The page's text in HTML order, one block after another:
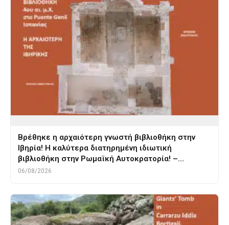
Βρέθηκε η αρχαιότερη γνωστή βιβλιοθήκη στην
Ιβηρία! Η καλύτερα διατηρημένη ιδιωτική
βιβλιοθήκη στην Ρωμαϊκή Αυτοκρατορία! –…
06/08/2026